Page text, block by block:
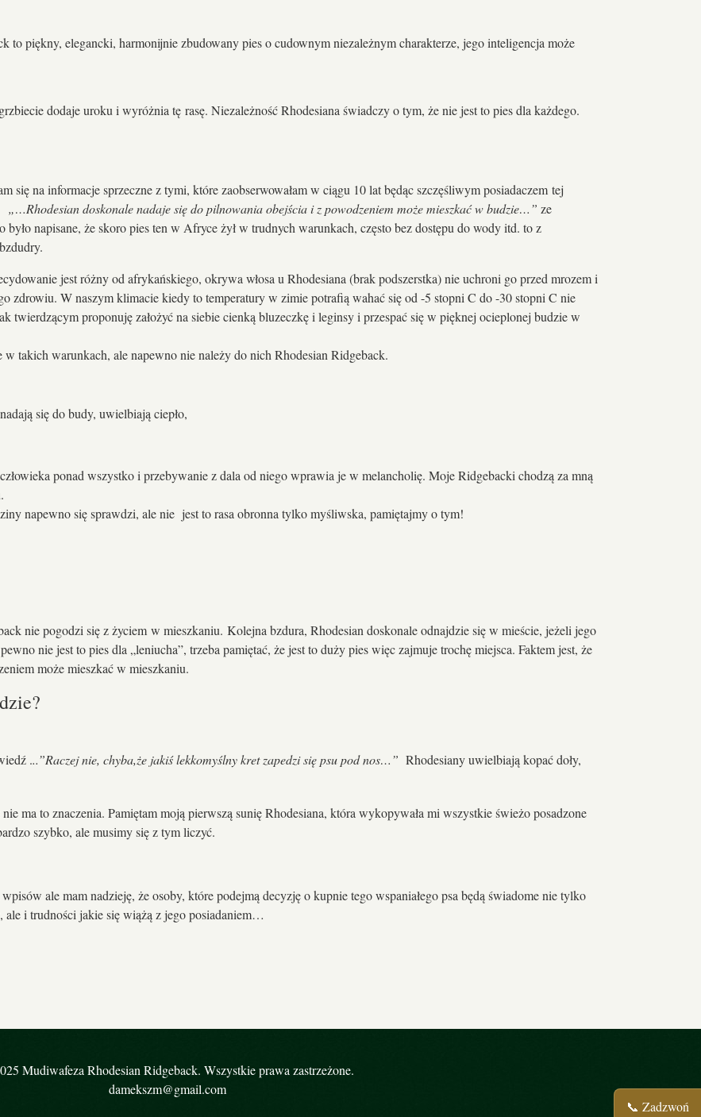
📞 Zadzwoń
to piękny, elegancki, harmonijnie zbudowany pies o cudownym niezależnym charakterze, jego inteligencja może
dodaje uroku i wyróżnia tę rasę. Niezależność Rhodesiana świadczy o tym, że nie jest to pies dla każdego.
się na informacje sprzeczne z tymi, które zaobserwowałam w ciągu 10 lat będąc szczęśliwym posiadaczem tej
„…Rhodesian doskonale nadaje się do pilnowania obejścia i z powodzeniem może mieszkać w budzie…” ze
było napisane, że skoro pies ten w Afryce żył w trudnych warunkach, często bez dostępu do wody itd. to z
jest różny od afrykańskiego, okrywa włosa u Rhodesiana (brak podszerstka) nie uchroni go przed mrozem i
zdrowiu. W naszym klimacie kiedy to temperatury w zimie potrafią wahać się od -5 stopni C do -30 stopni C nie
twierdzącym proponuję założyć na siebie cienką bluzeczkę i leginsy i przespać się w pięknej ocieplonej budzie w
takich warunkach, ale napewno nie należy do nich Rhodesian Ridgeback.
się do budy, uwielbiają ciepło,
ponad wszystko i przebywanie z dala od niego wprawia je w melancholię. Moje Ridgebacki chodzą za mną
napewno się sprawdzi, ale nie jest to rasa obronna tylko myśliwska, pamiętajmy o tym!
nie pogodzi się z życiem w mieszkaniu. Kolejna bzdura, Rhodesian doskonale odnajdzie się w mieście, jeżeli jego
nie jest to pies dla „leniucha”, trzeba pamiętać, że jest to duży pies więc zajmuje trochę miejsca. Faktem jest, że
może mieszkać w mieszkaniu.
...”Raczej nie, chyba,że jakiś lekkomyślny kret zapedzi się psu pod nos…” Rhodesiany uwielbiają kopać doły,
ma to znaczenia. Pamiętam moją pierwszą sunię Rhodesiana, która wykopywała mi wszystkie świeżo posadzone
szybko, ale musimy się z tym liczyć.
ale mam nadzieję, że osoby, które podejmą decyzję o kupnie tego wspaniałego psa będą świadome nie tylko
i trudności jakie się wiążą z jego posiadaniem…
Mudiwafeza Rhodesian Ridgeback. Wszystkie prawa zastrzeżone.
damekszm@gmail.com